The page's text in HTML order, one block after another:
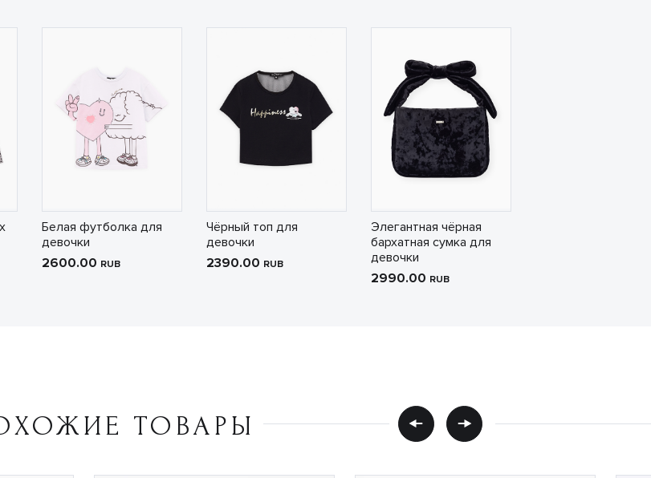
Белая футболка для
девочки
2600.00 RUB
Чёрный топ для
девочки
2390.00 RUB
Элегантная чёрная
бархатная сумка для
девочки
2990.00 RUB
ТОВАРЫ